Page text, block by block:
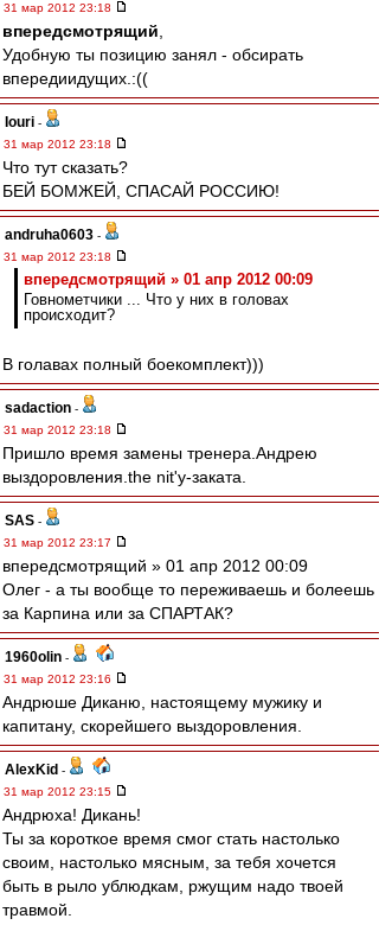
31 мар 2012 23:18
впередсмотрящий
Удобную ты позицию занял - обсирать
впередиидущих.:((
Iouri -
31 мар 2012 23:18
Что тут сказать?
БЕЙ БОМЖЕЙ, СПАСАЙ РОССИЮ!
andruha0603 -
31 мар 2012 23:18
впередсмотрящий » 01 апр 2012 00:09
Говнометчики ... Что у них в головах
происходит?
В голавах полный боекомплект)))
sadaction -
31 мар 2012 23:18
Пришло время замены тренера.Андрею
выздоровления.the nit'у-заката.
SAS -
31 мар 2012 23:17
впередсмотрящий » 01 апр 2012 00:09
Олег - а ты вообще то переживаешь и болеешь
за Карпина или за СПАРТАК?
1960olin -
31 мар 2012 23:16
Андрюше Диканю, настоящему мужику и
капитану, скорейшего выздоровления.
AlexKid -
31 мар 2012 23:15
Андрюха! Дикань!
Ты за короткое время смог стать настолько
своим, настолько мясным, за тебя хочется
быть в рыло ублюдкам, ржущим надо твоей
травмой.